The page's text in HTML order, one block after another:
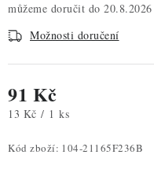
20.8.2026
Možnosti doručení
91 Kč
Měrná cena:
13 Kč / 1 ks
Kód zboží: 104-21165F236B